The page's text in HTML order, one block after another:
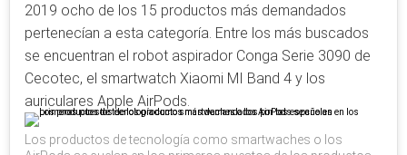
2019 ocho de los 15 productos más demandados
pertenecían a esta categoría. Entre los más buscados
se encuentran el robot aspirador Conga Serie 3090 de
Cecotec, el smartwatch Xiaomi MI Band 4 y los
auriculares Apple AirPods.
Los productos de tecnología como smartwaches o los